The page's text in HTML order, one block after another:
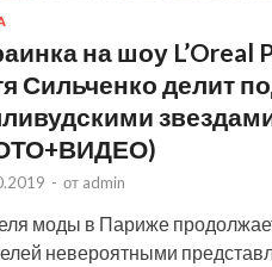
на шоу L’Oreal
Сильченко делит
- от admin
моды в Париже
невероятными